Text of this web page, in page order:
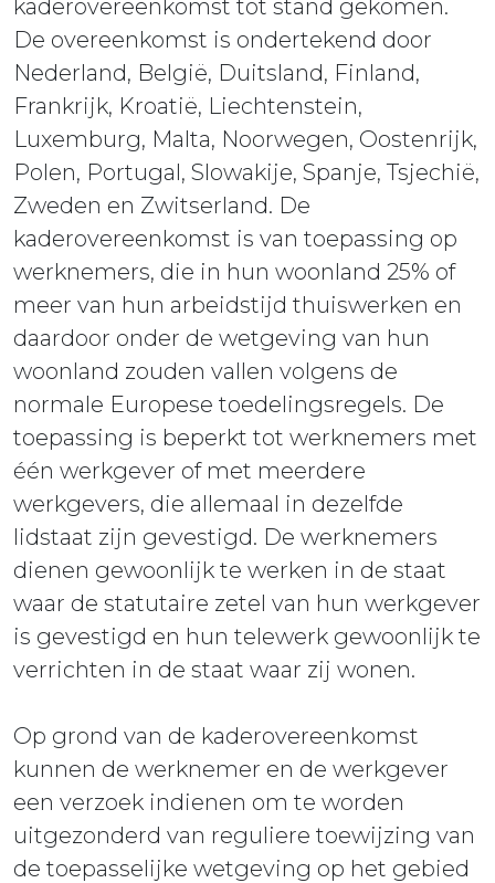
kaderovereenkomst tot stand gekomen.
De overeenkomst is ondertekend door
Nederland, België, Duitsland, Finland,
Frankrijk, Kroatië, Liechtenstein,
Luxemburg, Malta, Noorwegen, Oostenrijk,
Polen, Portugal, Slowakije, Spanje, Tsjechië,
Zweden en Zwitserland. De
kaderovereenkomst is van toepassing op
werknemers, die in hun woonland 25% of
meer van hun arbeidstijd thuiswerken en
daardoor onder de wetgeving van hun
woonland zouden vallen volgens de
normale Europese toedelingsregels. De
toepassing is beperkt tot werknemers met
één werkgever of met meerdere
werkgevers, die allemaal in dezelfde
lidstaat zijn gevestigd. De werknemers
dienen gewoonlijk te werken in de staat
waar de statutaire zetel van hun werkgever
is gevestigd en hun telewerk gewoonlijk te
verrichten in de staat waar zij wonen.
Op grond van de kaderovereenkomst
kunnen de werknemer en de werkgever
een verzoek indienen om te worden
uitgezonderd van reguliere toewijzing van
de toepasselijke wetgeving op het gebied